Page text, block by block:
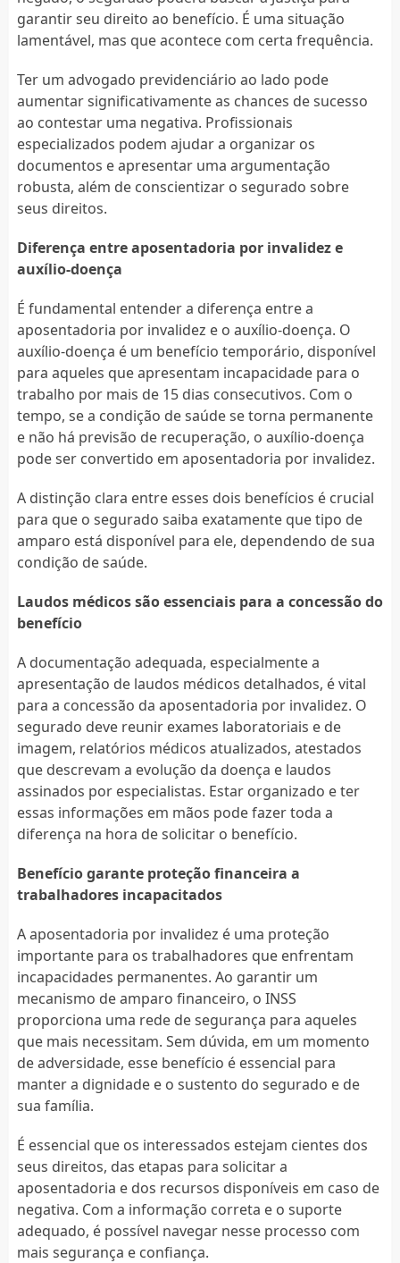
garantir seu direito ao benefício. É uma situação
lamentável, mas que acontece com certa frequência.
Ter um advogado previdenciário ao lado pode
aumentar significativamente as chances de sucesso
ao contestar uma negativa. Profissionais
especializados podem ajudar a organizar os
documentos e apresentar uma argumentação
robusta, além de conscientizar o segurado sobre
seus direitos.
Diferença entre aposentadoria por invalidez e
auxílio-doença
É fundamental entender a diferença entre a
aposentadoria por invalidez e o auxílio-doença. O
auxílio-doença é um benefício temporário, disponível
para aqueles que apresentam incapacidade para o
trabalho por mais de 15 dias consecutivos. Com o
tempo, se a condição de saúde se torna permanente
e não há previsão de recuperação, o auxílio-doença
pode ser convertido em aposentadoria por invalidez.
A distinção clara entre esses dois benefícios é crucial
para que o segurado saiba exatamente que tipo de
amparo está disponível para ele, dependendo de sua
condição de saúde.
Laudos médicos são essenciais para a concessão do
benefício
A documentação adequada, especialmente a
apresentação de laudos médicos detalhados, é vital
para a concessão da aposentadoria por invalidez. O
segurado deve reunir exames laboratoriais e de
imagem, relatórios médicos atualizados, atestados
que descrevam a evolução da doença e laudos
assinados por especialistas. Estar organizado e ter
essas informações em mãos pode fazer toda a
diferença na hora de solicitar o benefício.
Benefício garante proteção financeira a
trabalhadores incapacitados
A aposentadoria por invalidez é uma proteção
importante para os trabalhadores que enfrentam
incapacidades permanentes. Ao garantir um
mecanismo de amparo financeiro, o INSS
proporciona uma rede de segurança para aqueles
que mais necessitam. Sem dúvida, em um momento
de adversidade, esse benefício é essencial para
manter a dignidade e o sustento do segurado e de
sua família.
É essencial que os interessados estejam cientes dos
seus direitos, das etapas para solicitar a
aposentadoria e dos recursos disponíveis em caso de
negativa. Com a informação correta e o suporte
adequado, é possível navegar nesse processo com
mais segurança e confiança.